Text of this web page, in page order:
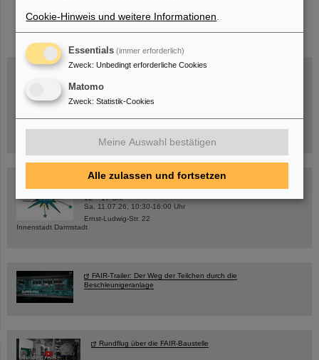
instagramlinkedin youtubehelmholtz.socialfacebook
Mittwoch, 19.08.2026, 14 Uhr
Warum existiert nicht einfach nichts?
SCIENCE POP-UP
geöffnet Di – Fr,
12 – 17 Uhr
Sa, 11.07.26, 10:30-16:00 Uhr
Ernst-Ludwig-Str. 22
Innenstadt Darmstadt
FAIR-Trailer: Der Weg der Teilchen durch die
Beschleunigeranlage
Rundflug über die FAIR-Baustelle
Cookie-Hinweis und weitere Informationen
Essentials (immer erforderlich)
Zweck: Unbedingt erforderliche Cookies
Matomo
Zweck: Statistik-Cookies
Meine Auswahl bestätigen
Alle zulassen und fortsetzen